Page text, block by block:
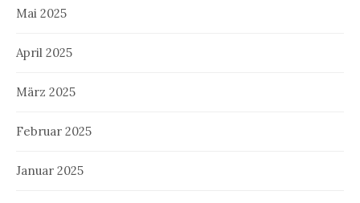
Mai 2025
April 2025
März 2025
Februar 2025
Januar 2025